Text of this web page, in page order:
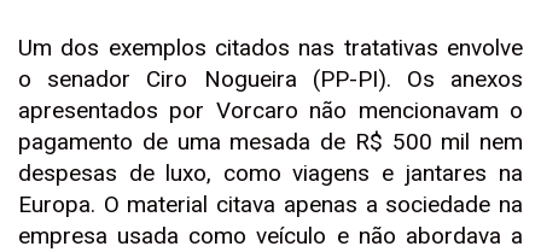
Um dos exemplos citados nas tratativas envolve
o senador Ciro Nogueira (PP-PI). Os anexos
apresentados por Vorcaro não mencionavam o
pagamento de uma mesada de R$ 500 mil nem
despesas de luxo, como viagens e jantares na
Europa. O material citava apenas a sociedade na
empresa usada como veículo e não abordava a